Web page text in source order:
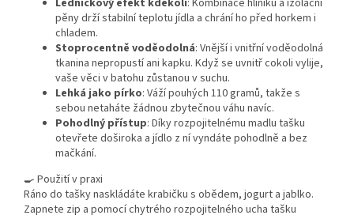
pěny drží stabilní teplotu jídla a chrání ho před horkem i
chladem.
Stoprocentně voděodolná: Vnější i vnitřní voděodolná
tkanina nepropustí ani kapku. Když se uvnitř cokoli vylije,
vaše věci v batohu zůstanou v suchu.
Lehká jako pírko: Váží pouhých 110 gramů, takže s
sebou netaháte žádnou zbytečnou váhu navíc.
Pohodlný přístup: Díky rozpojitelnému madlu tašku
otevřete doširoka a jídlo z ní vyndáte pohodlně a bez
mačkání.
🍳 Použití v praxi
Ráno do tašky naskládáte krabičku s obědem, jogurt a jablko.
Zapnete zip a pomocí chytrého rozpojitelného ucha tašku